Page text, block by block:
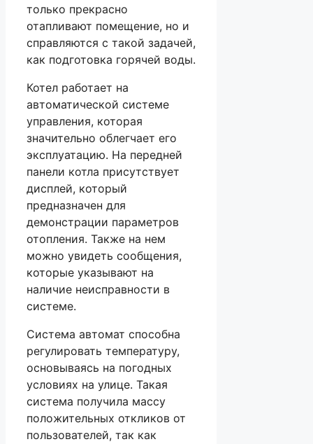
только прекрасно
отапливают помещение, но и
справляются с такой задачей,
как подготовка горячей воды.
Котел работает на
автоматической системе
управления, которая
значительно облегчает его
эксплуатацию. На передней
панели котла присутствует
дисплей, который
предназначен для
демонстрации параметров
отопления. Также на нем
можно увидеть сообщения,
которые указывают на
наличие неисправности в
системе.
Система автомат способна
регулировать температуру,
основываясь на погодных
условиях на улице. Такая
система получила массу
положительных откликов от
пользователей, так как